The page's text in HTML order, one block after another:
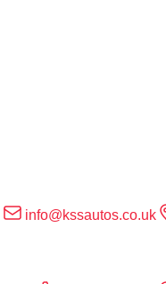
info@kssautos.co.uk